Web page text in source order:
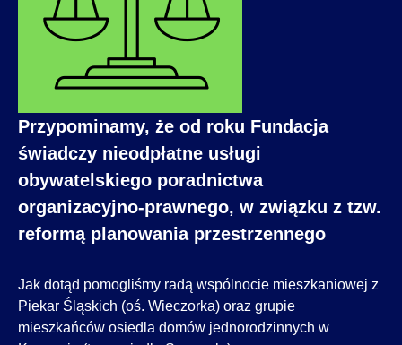
Przypominamy, że od roku Fundacja
świadczy nieodpłatne usługi
obywatelskiego poradnictwa
organizacyjno-prawnego, w związku z tzw.
reformą planowania przestrzennego
Jak dotąd pomogliśmy radą wspólnocie mieszkaniowej z
Piekar Śląskich (oś. Wieczorka) oraz grupie
mieszkańców osiedla domów jednorodzinnych w